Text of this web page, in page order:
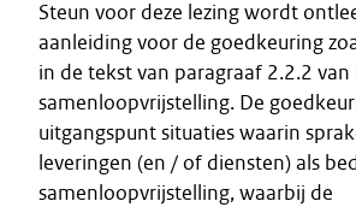
Steun voor deze lezing wordt
aanleiding voor de goedkeuring
in de tekst van paragraaf 2.2.2 van
samenloopvrijstelling. De
uitgangspunt situaties waarin
leveringen (en / of diensten) als
samenloopvrijstelling, waarbij de